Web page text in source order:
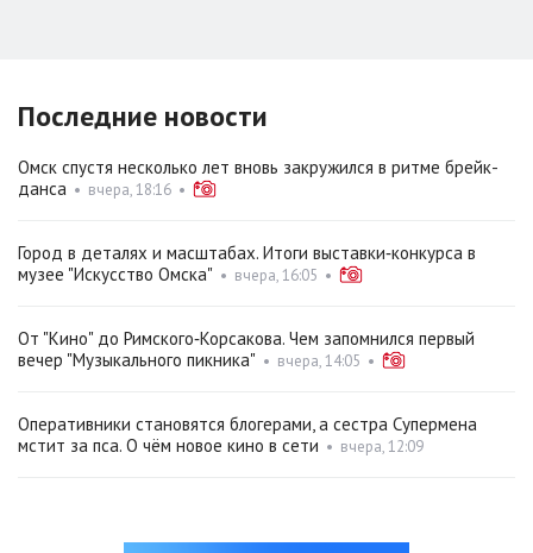
Последние новости
Омск спустя несколько лет вновь закружился в ритме брейк-
данса • вчера, 18:16 •
Город в деталях и масштабах. Итоги выставки‑конкурса в
музее "Искусство Омска" • вчера, 16:05 •
От "Кино" до Римского‑Корсакова. Чем запомнился первый
вечер "Музыкального пикника" • вчера, 14:05 •
Оперативники становятся блогерами, а сестра Супермена
мстит за пса. О чём новое кино в сети • вчера, 12:09